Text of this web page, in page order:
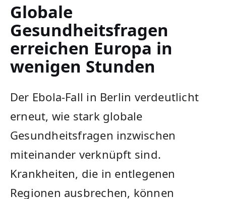
Globale
Gesundheitsfragen
erreichen Europa in
wenigen Stunden
Der Ebola-Fall in Berlin verdeutlicht
erneut, wie stark globale
Gesundheitsfragen inzwischen
miteinander verknüpft sind.
Krankheiten, die in entlegenen
Regionen ausbrechen, können